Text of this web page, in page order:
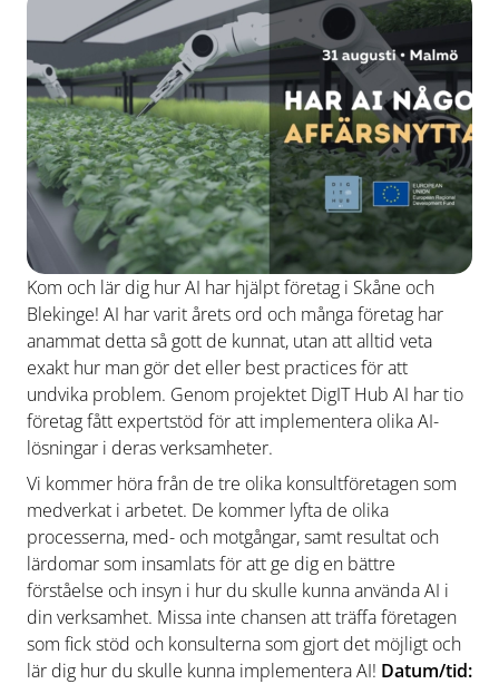
Kom och lär dig hur AI har hjälpt företag i Skåne och
Blekinge! AI har varit årets ord och många företag har
anammat detta så gott de kunnat, utan att alltid veta
exakt hur man gör det eller best practices för att
undvika problem. Genom projektet DigIT Hub AI har tio
företag fått expertstöd för att implementera olika AI-
lösningar i deras verksamheter.
Vi kommer höra från de tre olika konsultföretagen som
medverkat i arbetet. De kommer lyfta de olika
processerna, med- och motgångar, samt resultat och
lärdomar som insamlats för att ge dig en bättre
förståelse och insyn i hur du skulle kunna använda AI i
din verksamhet. Missa inte chansen att träffa företagen
som fick stöd och konsulterna som gjort det möjligt och
lär dig hur du skulle kunna implementera AI! Datum/tid: